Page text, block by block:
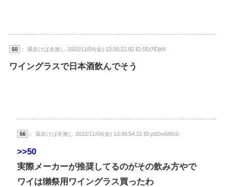
50 ： 風吹けば名無し 2022/11/04(金) 13:36:22.92 ID:5Et7lDjtM
ワイングラスで日本酒飲んでそう
56 ： 風吹けば名無し 2022/11/04(金) 13:38:54.22 ID:p0Os6i9G0
>>50
実際メーカーが推奨してるのがその飲み方やで
ワイは獺祭用ワイングラス買ったわ